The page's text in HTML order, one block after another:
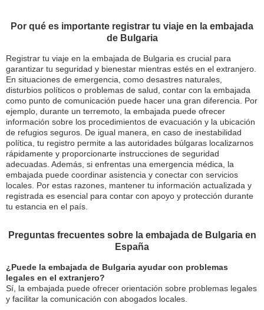
Por qué es importante registrar tu viaje en la embajada
de Bulgaria
Registrar tu viaje en la embajada de Bulgaria es crucial para
garantizar tu seguridad y bienestar mientras estés en el extranjero.
En situaciones de emergencia, como desastres naturales,
disturbios políticos o problemas de salud, contar con la embajada
como punto de comunicación puede hacer una gran diferencia. Por
ejemplo, durante un terremoto, la embajada puede ofrecer
información sobre los procedimientos de evacuación y la ubicación
de refugios seguros. De igual manera, en caso de inestabilidad
política, tu registro permite a las autoridades búlgaras localizarnos
rápidamente y proporcionarte instrucciones de seguridad
adecuadas. Además, si enfrentas una emergencia médica, la
embajada puede coordinar asistencia y conectar con servicios
locales. Por estas razones, mantener tu información actualizada y
registrada es esencial para contar con apoyo y protección durante
tu estancia en el país.
Preguntas frecuentes sobre la embajada de Bulgaria en
España
¿Puede la embajada de Bulgaria ayudar con problemas
legales en el extranjero?
Sí, la embajada puede ofrecer orientación sobre problemas legales
y facilitar la comunicación con abogados locales.